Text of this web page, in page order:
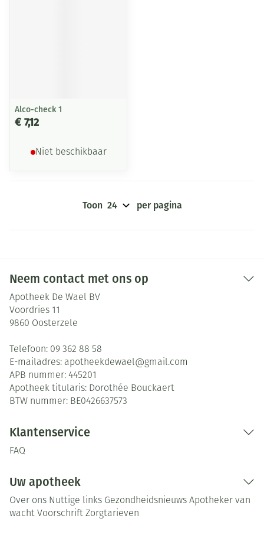
Alco-check 1
€ 7,12
Niet beschikbaar
Toon per pagina
Neem contact met ons op
Apotheek De Wael BV
Voordries 11
9860 Oosterzele
Telefoon: 09 362 88 58
E-mailadres: apotheekdewael@gmail.com
APB nummer: 445201
Apotheek titularis: Dorothée Bouckaert
BTW nummer: BE0426637573
Klantenservice
FAQ
Uw apotheek
Over ons Nuttige links Gezondheidsnieuws Apotheker van
wacht Voorschrift Zorgtarieven